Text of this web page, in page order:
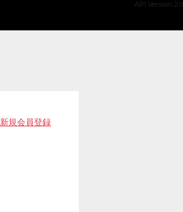
API Version 2.0
新規会員登録